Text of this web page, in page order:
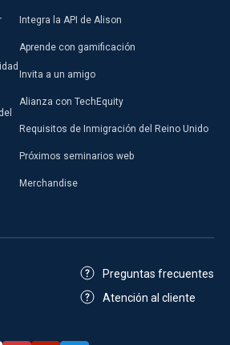
Integra la API de Alison
Aprende con gamificación
Invita a un amigo
Alianza con TechEquity
Requisitos de Inmigración del Reino Unido
Próximos seminarios web
Merchandise
Preguntas frecuentes
Atención al cliente